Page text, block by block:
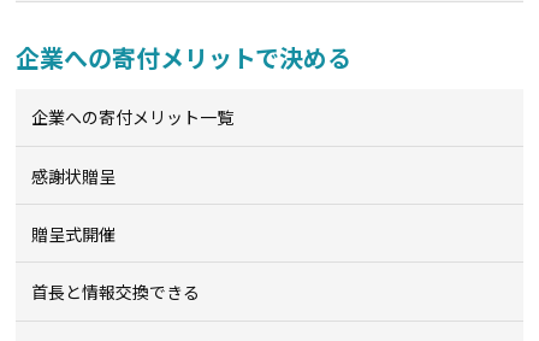
企業への寄付メリットで決める
企業への寄付メリット一覧
感謝状贈呈
贈呈式開催
首長と情報交換できる